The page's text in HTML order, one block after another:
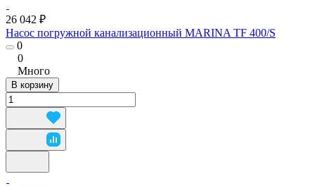
26 042 ₽
Насос погружной канализационный MARINA TF 400/S
0
0
Много
В корзину